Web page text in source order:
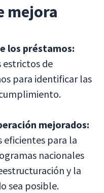
mejora
los préstamos:
de
para identificar las
mejorados:
eficientes para la
nacionales
y la
sea posible.